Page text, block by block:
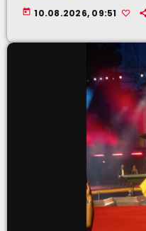
today 10.08.2026, 09:51